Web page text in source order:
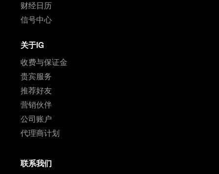
财经日历
信号中心
关于IG
收费与保证金
贵宾服务
推荐好友
营销伙伴
公司账户
代理商计划
联系我们